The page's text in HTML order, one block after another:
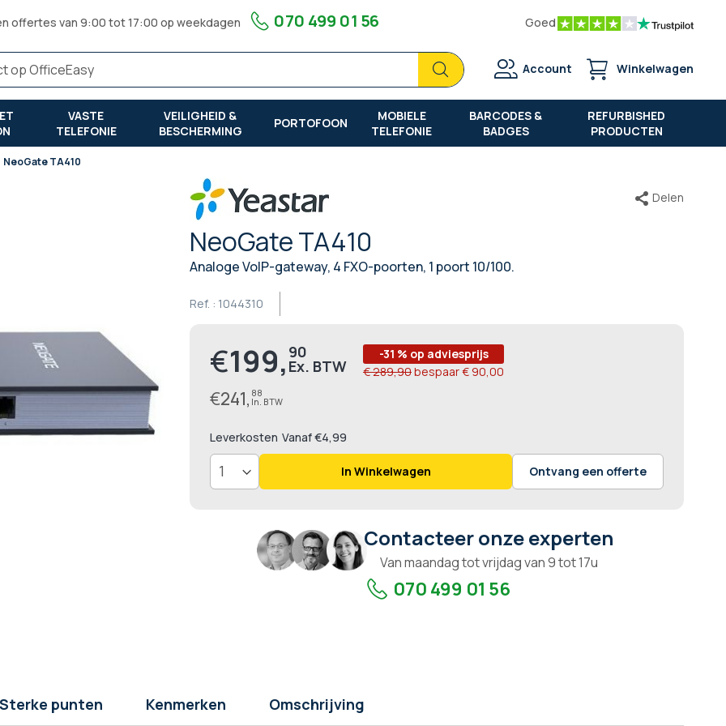
offertes van 9:00 tot 17:00 op weekdagen 070 499 01 56 Goed
Zoek
Zoek
Account Winkelwagen
VASTE
TELEFONIE
VEILIGHEID &
BESCHERMING
PORTOFOON
MOBIELE
TELEFONIE
BARCODES &
BADGES
REFURBISHED
PRODUCTEN
NeoGate TA410
NeoGate TA410
Analoge VoIP-gateway, 4 FXO-poorten, 1 poort 10/100.
Ref. : 1044310
Delen
Prijs
€199, 90
€241, 88
-31 % op adviesprijs
€ 289,90bespaar€ 90,00
Leverkosten Vanaf €4,99
In Winkelwagen Ontvang een offerte
Contacteer onze experten
Van maandag tot vrijdag van 9 tot 17u
070 499 01 56
Sterke punten Kenmerken Omschrijving